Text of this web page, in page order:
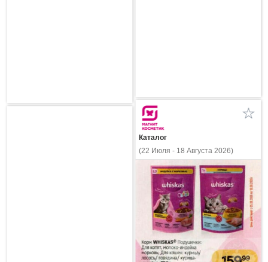
Каталог
(22 Июля - 18 Августа 2026)